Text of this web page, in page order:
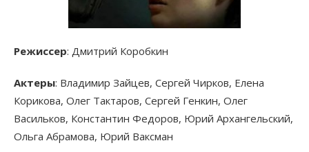
Режиссер: Дмитрий Коробкин
Актеры: Владимир Зайцев, Сергей Чирков, Елена
Корикова, Олег Тактаров, Сергей Генкин, Олег
Васильков, Константин Федоров, Юрий Архангельский,
Ольга Абрамова, Юрий Ваксман